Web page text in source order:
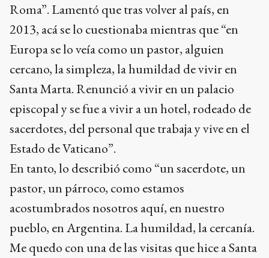
Roma”. Lamentó que tras volver al país, en
2013, acá se lo cuestionaba mientras que “en
Europa se lo veía como un pastor, alguien
cercano, la simpleza, la humildad de vivir en
Santa Marta. Renunció a vivir en un palacio
episcopal y se fue a vivir a un hotel, rodeado de
sacerdotes, del personal que trabaja y vive en el
Estado de Vaticano”.
En tanto, lo describió como “un sacerdote, un
pastor, un párroco, como estamos
acostumbrados nosotros aquí, en nuestro
pueblo, en Argentina. La humildad, la cercanía.
Me quedo con una de las visitas que hice a Santa